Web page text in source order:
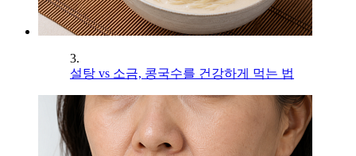
3.
설탕 vs 소금, 콩국수를 건강하게 먹는 법